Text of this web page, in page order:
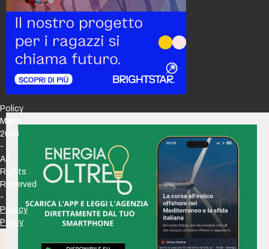
Policy
Maker
2026
-
All
Rights
Reserved
-
Privacy
Policy